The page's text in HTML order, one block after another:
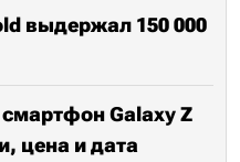
выдержал 150 000
Galaxy Z
цена и дата